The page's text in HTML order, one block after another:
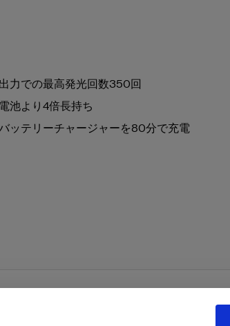
力での最高発光回数350回
池より4倍長持ち
ッテリーチャージャーを80分で充電